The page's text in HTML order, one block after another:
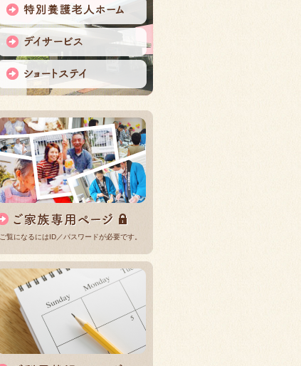
ご覧になるにはID／パスワードが必要です。